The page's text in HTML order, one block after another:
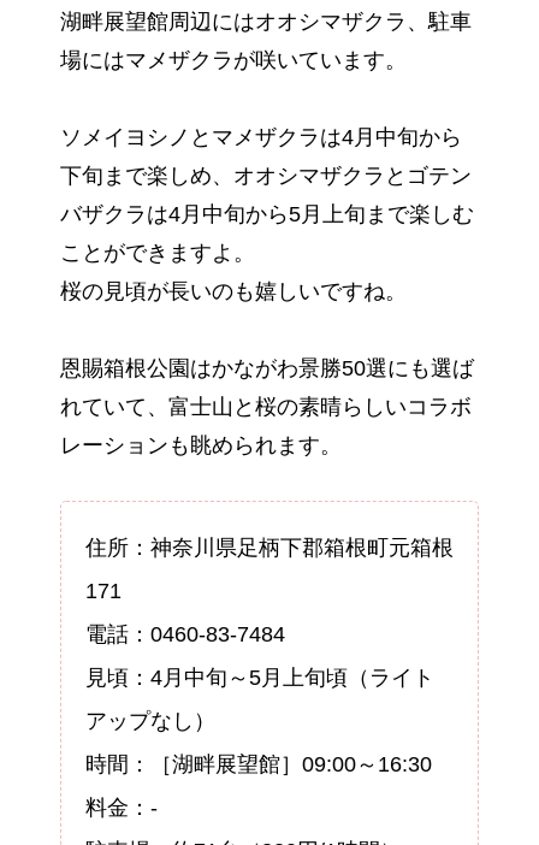
湖畔展望館周辺にはオオシマザクラ、駐車
場にはマメザクラが咲いています。
ソメイヨシノとマメザクラは4月中旬から
下旬まで楽しめ、オオシマザクラとゴテン
バザクラは4月中旬から5月上旬まで楽しむ
ことができますよ。
桜の見頃が長いのも嬉しいですね。
恩賜箱根公園はかながわ景勝50選にも選ば
れていて、富士山と桜の素晴らしいコラボ
レーションも眺められます。
住所：神奈川県足柄下郡箱根町元箱根
171
電話：0460-83-7484
見頃：4月中旬～5月上旬頃（ライト
アップなし）
時間：［湖畔展望館］09:00～16:30
料金：-